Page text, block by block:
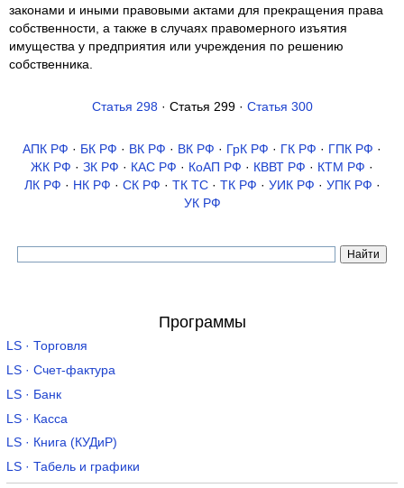
законами и иными правовыми актами для прекращения права
собственности, а также в случаях правомерного изъятия
имущества у предприятия или учреждения по решению
собственника.
Статья 298 · Статья 299 · Статья 300
АПК РФ · БК РФ · ВК РФ · ВК РФ · ГрК РФ · ГК РФ · ГПК РФ ·
ЖК РФ · ЗК РФ · КАС РФ · КоАП РФ · КВВТ РФ · КТМ РФ ·
ЛК РФ · НК РФ · СК РФ · ТК TC· ТК РФ · УИК РФ · УПК РФ ·
УК РФ
Программы
LS · Торговля
LS · Счет-фактура
LS · Банк
LS · Касса
LS · Книга (КУДиР)
LS · Табель и графики